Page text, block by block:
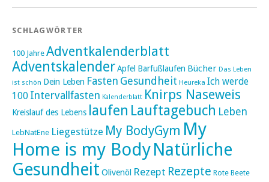
SCHLAGWÖRTER
100 Jahre Adventkalenderblatt
AdventskalenderApfel Barfußlaufen Bücher Das Leben
ist schön Dein Leben Fasten Gesundheit Heureka Ich werde
100 Intervallfasten Kalenderblatt Knirps Naseweis
Kreislauf des Lebens laufen Lauftagebuch Leben
LebNatEne Liegestütze My BodyGym My
Home is my BodyNatürliche
Gesundheit Olivenöl Rezept Rezepte Rote Beete